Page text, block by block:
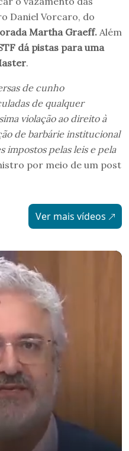
Daniel Vorcaro, do
Martha Graeff. Além
dá pistas para uma
.
de cunho
de qualquer
violação ao direito à
de barbárie institucional
impostos pelas leis e pela
por meio de um post
Ver mais vídeos